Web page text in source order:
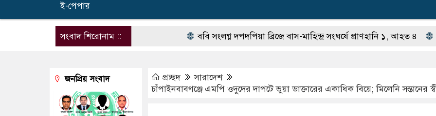
ই-পেপার
সংবাদ শিরোনাম :: ববি সংলগ্ন দপদপিয়া ব্রিজে বাস-মাহিন্দ্র সংঘর্ষে প্রাণহানি ১, আহত ৪ স্ত্রী
প্রচ্ছদ
সারাদেশ
চাঁপাইনবাবগঞ্জে এমপি ওদুদের দাপটে ভুয়া ডাক্তারের একাধিক বিয়ে; মিলেনি সন্তানের
জনপ্রিয় সংবাদ